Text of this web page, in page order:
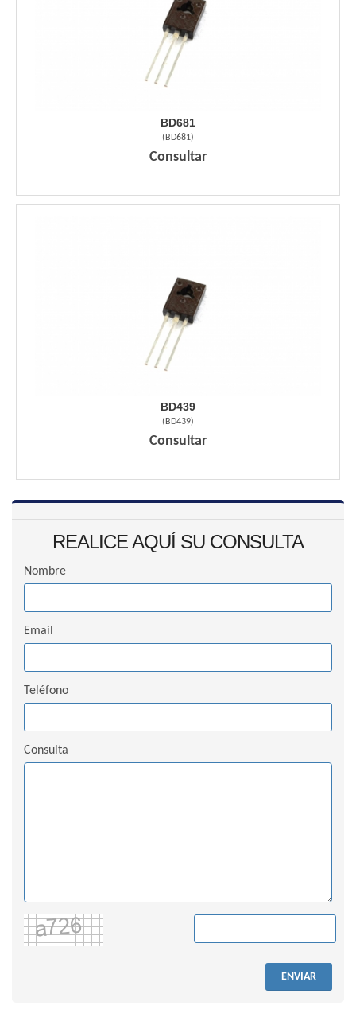
BD681
( BD681)
Consultar
BD439
( BD439)
Consultar
REALICE AQUÍ SU CONSULTA
Nombre
Email
Teléfono
Consulta
ENVIAR